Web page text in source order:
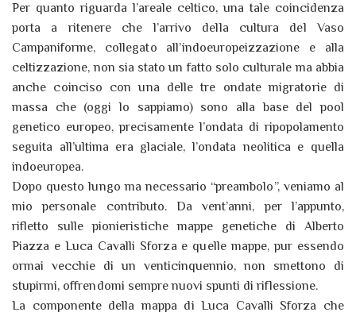
Per quanto riguarda l’areale celtico, una tale coincidenza
porta a ritenere che l’arrivo della cultura del Vaso
Campaniforme, collegato all’indoeuropeizzazione e alla
celtizzazione, non sia stato un fatto solo culturale ma abbia
anche coinciso con una delle tre ondate migratorie di
massa che (oggi lo sappiamo) sono alla base del pool
genetico europeo, precisamente l’ondata di ripopolamento
seguita all’ultima era glaciale, l’ondata neolitica e quella
indoeuropea.
Dopo questo lungo ma necessario “preambolo”, veniamo al
mio personale contributo. Da vent’anni, per l’appunto,
rifletto sulle pionieristiche mappe genetiche di Alberto
Piazza e Luca Cavalli Sforza e quelle mappe, pur essendo
ormai vecchie di un venticinquennio, non smettono di
stupirmi, offrendomi sempre nuovi spunti di riflessione.
La componente della mappa di Luca Cavalli Sforza che